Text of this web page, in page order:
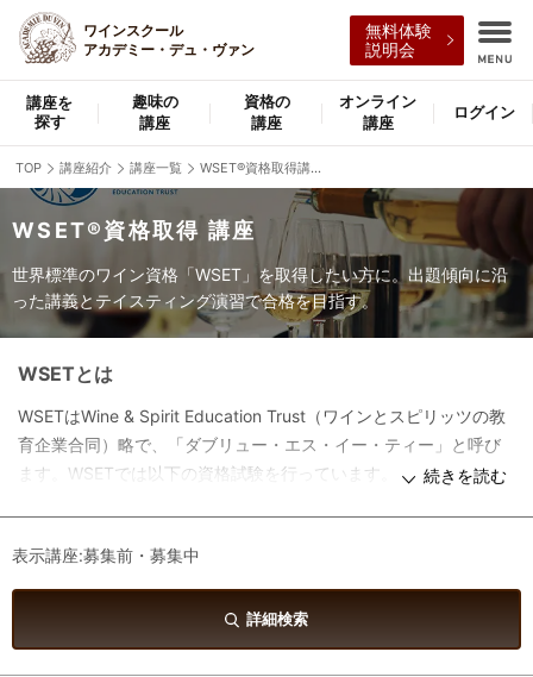
ワインスクール
アカデミー・デュ・ヴァン
無料体験
説明会
講座を
探す
趣味の
講座
資格の
講座
オンライン
講座
ログイン
TOP 講座紹介 講座一覧 WSET®資格取得講座一覧
WSET®資格取得 講座
世界標準のワイン資格「WSET」を取得したい方に。出題傾向に沿
った講義とテイスティング演習で合格を目指す。
WSETとは
WSETはWine & Spirit Education Trust（ワインとスピリッツの教
育企業合同）略で、「ダブリュー・エス・イー・ティー」と呼び
ます。WSETでは以下の資格試験を行っています。
続きを読む
表示講座:募集前・募集中
詳細検索